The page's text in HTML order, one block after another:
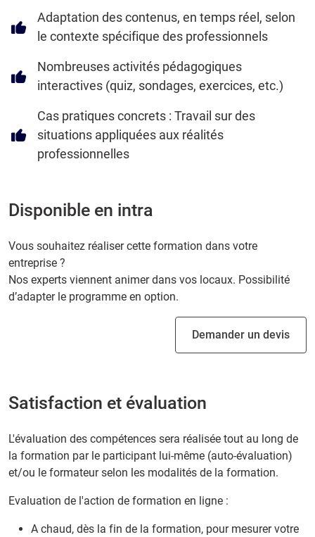
Adaptation des contenus, en temps réel, selon
le contexte spécifique des professionnels
Nombreuses activités pédagogiques
interactives (quiz, sondages, exercices, etc.)
Cas pratiques concrets : Travail sur des
situations appliquées aux réalités
professionnelles
Disponible en intra
Vous souhaitez réaliser cette formation dans votre
entreprise ?
Nos experts viennent animer dans vos locaux. Possibilité
d’adapter le programme en option.
Demander un devis
Satisfaction et évaluation
L'évaluation des compétences sera réalisée tout au long de
la formation par le participant lui-même (auto-évaluation)
et/ou le formateur selon les modalités de la formation.
Evaluation de l'action de formation en ligne :
A chaud, dès la fin de la formation, pour mesurer votre